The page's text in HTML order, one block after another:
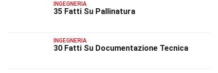
INGEGNERIA
35 Fatti Su Pallinatura
INGEGNERIA
30 Fatti Su Documentazione Tecnica